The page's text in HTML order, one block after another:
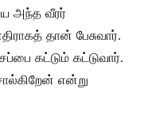
அந்த வீரர்
தான் பேசுவார்.
கட்டும் கட்டுவார்.
என்று